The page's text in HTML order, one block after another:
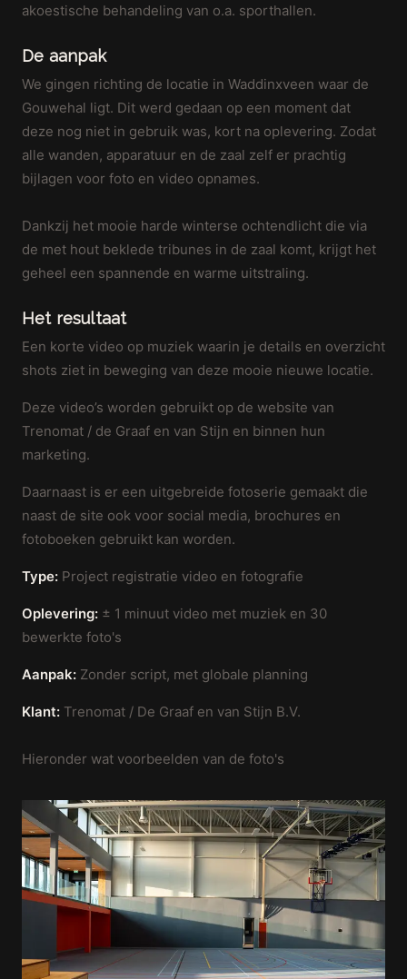
akoestische behandeling van o.a. sporthallen.
De aanpak
We gingen richting de locatie in Waddinxveen waar de
Gouwehal ligt. Dit werd gedaan op een moment dat
deze nog niet in gebruik was, kort na oplevering. Zodat
alle wanden, apparatuur en de zaal zelf er prachtig
bijlagen voor foto en video opnames.
Dankzij het mooie harde winterse ochtendlicht die via
de met hout beklede tribunes in de zaal komt, krijgt het
geheel een spannende en warme uitstraling.
Het resultaat
Een korte video op muziek waarin je details en overzicht
shots ziet in beweging van deze mooie nieuwe locatie.
Deze video’s worden gebruikt op de website van
Trenomat / de Graaf en van Stijn en binnen hun
marketing.
Daarnaast is er een uitgebreide fotoserie gemaakt die
naast de site ook voor social media, brochures en
fotoboeken gebruikt kan worden.
Type: Project registratie video en fotografie
Oplevering: ± 1 minuut video met muziek en 30
bewerkte foto's
Aanpak: Zonder script, met globale planning
Klant: Trenomat / De Graaf en van Stijn B.V.
Hieronder wat voorbeelden van de foto's